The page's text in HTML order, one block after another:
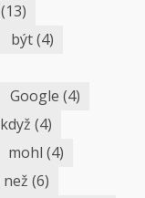
(13)
být(4)
Google (4)
když (4)
mohl (4)
než (6)